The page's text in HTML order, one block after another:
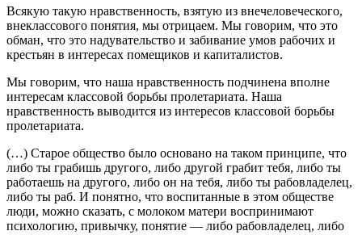
Всякую такую нравственность, взятую из внечеловеческого,
внеклассового понятия, мы отрицаем. Мы говорим, что это
обман, что это надувательство и забивание умов рабочих и
крестьян в интересах помещиков и капиталистов.
Мы говорим, что наша нравственность подчинена вполне
интересам классовой борьбы пролетариата. Наша
нравственность выводится из интересов классовой борьбы
пролетариата.
(…) Старое общество было основано на таком принципе, что
либо ты грабишь другого, либо другой грабит тебя, либо ты
работаешь на другого, либо он на тебя, либо ты рабовладелец,
либо ты раб. И понятно, что воспитанные в этом обществе
люди, можно сказать, с молоком матери воспринимают
психологию, привычку, понятие — либо рабовладелец, либо